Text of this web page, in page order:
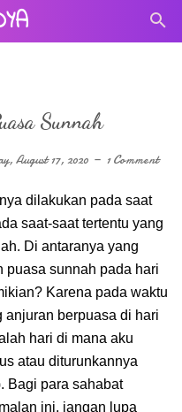
Sunnah
August 17, 2020 1 Comment
dilakukan pada saat
saat-saat tertentu yang
Di antaranya yang
puasa sunnah pada hari
Karena pada waktu
anjuran berpuasa di hari
hari di mana aku
atau diturunkannya
Bagi para sahabat
ini, jangan lupa